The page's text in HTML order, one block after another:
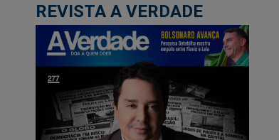
REVISTA A VERDADE